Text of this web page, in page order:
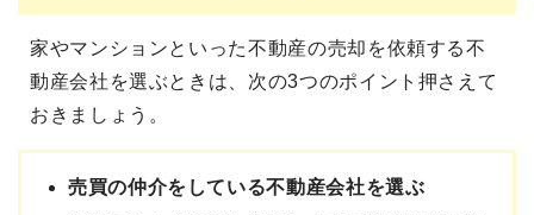
家やマンションといった不動産の売却を依頼する不
動産会社を選ぶときは、次の3つのポイント押さえて
おきましょう。
売買の仲介をしている不動産会社を選ぶ